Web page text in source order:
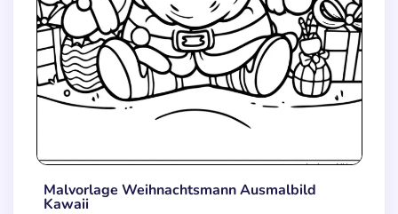
Malvorlage Weihnachtsmann Ausmalbild
Kawaii